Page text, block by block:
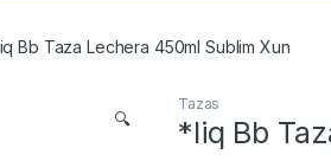
Bb Taza Lechera 450ml Sublim Xun
🔍
Tazas
*liq Bb